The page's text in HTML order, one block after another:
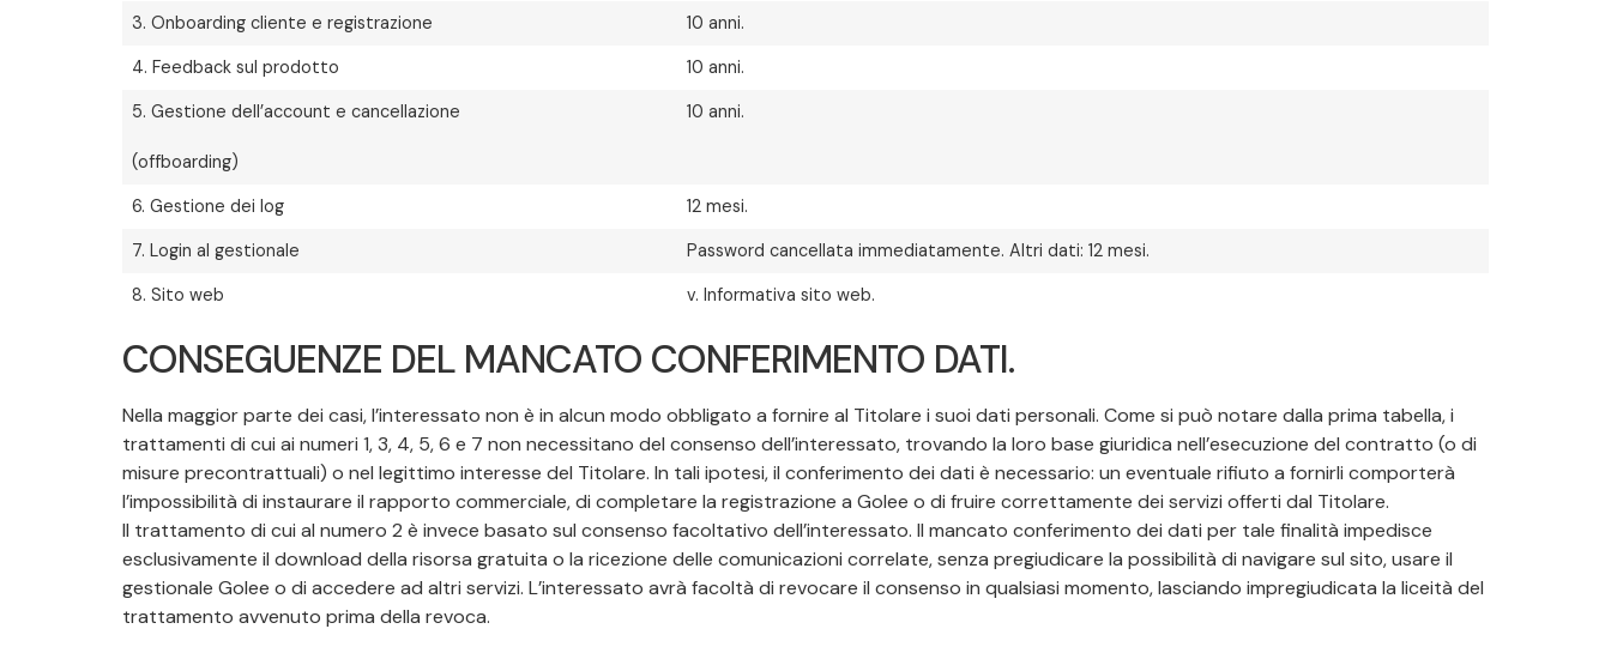
3. Onboarding cliente e registrazione 10 anni.
4. Feedback sul prodotto 10 anni.
5. Gestione dell’account e cancellazione
(offboarding)
10 anni.
6. Gestione dei log 12 mesi.
7. Login al gestionale Password cancellata immediatamente. Altri dati: 12 mesi.
8. Sito web v. Informativa sito web.
CONSEGUENZE DEL MANCATO CONFERIMENTO DATI.
Nella maggior parte dei casi, l’interessato non è in alcun modo obbligato a fornire al Titolare i suoi dati personali. Come si può notare dalla prima tabella, i
trattamenti di cui ai numeri 1, 3, 4, 5, 6 e 7 non necessitano del consenso dell’interessato, trovando la loro base giuridica nell’esecuzione del contratto (o di
misure precontrattuali) o nel legittimo interesse del Titolare. In tali ipotesi, il conferimento dei dati è necessario: un eventuale rifiuto a fornirli comporterà
l’impossibilità di instaurare il rapporto commerciale, di completare la registrazione a Golee o di fruire correttamente dei servizi offerti dal Titolare.
Il trattamento di cui al numero 2 è invece basato sul consenso facoltativo dell’interessato. Il mancato conferimento dei dati per tale finalità impedisce
esclusivamente il download della risorsa gratuita o la ricezione delle comunicazioni correlate, senza pregiudicare la possibilità di navigare sul sito, usare il
gestionale Golee o di accedere ad altri servizi. L’interessato avrà facoltà di revocare il consenso in qualsiasi momento, lasciando impregiudicata la liceità del
trattamento avvenuto prima della revoca.